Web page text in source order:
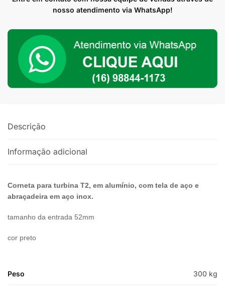
Turbina
52mm
Preto
quantidade
nosso atendimento via WhatsApp!
Descrição
Informação adicional
Corneta para turbina T2, em alumínio, com tela de aço e
abraçadeira em aço inox.
tamanho da entrada 52mm
cor preto
Peso 300 kg